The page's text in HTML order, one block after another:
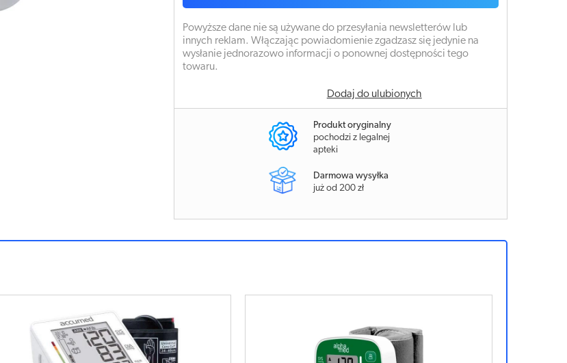
Powyższe dane nie są używane do przesyłania newsletterów lub
innych reklam. Włączając powiadomienie zgadzasz się jedynie na
wysłanie jednorazowo informacji o ponownej dostępności tego
towaru.
Dodaj do ulubionych
Produkt oryginalny
pochodzi z legalnej
apteki
Darmowa wysyłka
już od 200 zł